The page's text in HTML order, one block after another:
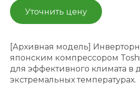
Уточнить цену
[Архивная модель]
японским компрессором
для эффективного климата в
экстремальных температурах.